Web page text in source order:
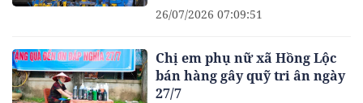
26/07/2026 07:09:51
Chị em phụ nữ xã Hồng Lộc
bán hàng gây quỹ tri ân ngày
27/7